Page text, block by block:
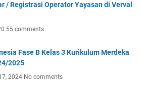
/ Registrasi Operator Yayasan di Verval
55 comments
Fase B Kelas 3 Kurikulum Merdeka
2025
2024 No comments